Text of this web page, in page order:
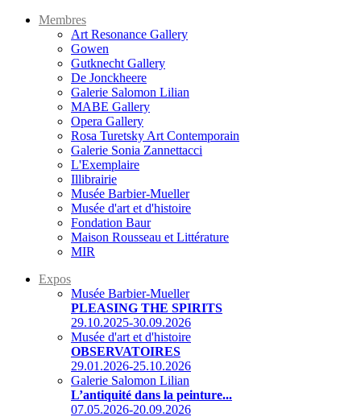
Membres
Art Resonance Gallery
Gowen
Gutknecht Gallery
De Jonckheere
Galerie Salomon Lilian
MABE Gallery
Opera Gallery
Rosa Turetsky Art Contemporain
Galerie Sonia Zannettacci
L'Exemplaire
Illibrairie
Musée Barbier-Mueller
Musée d'art et d'histoire
Fondation Baur
Maison Rousseau et Littérature
MIR
Expos
Musée Barbier-Mueller
PLEASING THE SPIRITS
29.10.2025-30.09.2026
Musée d'art et d'histoire
OBSERVATOIRES
29.01.2026-25.10.2026
Galerie Salomon Lilian
L’antiquité dans la peinture...
07.05.2026-20.09.2026